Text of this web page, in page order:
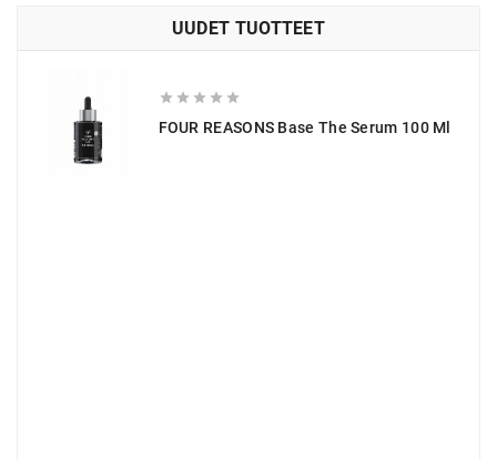
UUDET TUOTTEET
    
FOUR REASONS Base The Serum 100 Ml